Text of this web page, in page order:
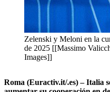
Zelenski y Meloni en la
de 2025 [[Massimo
Images]]
Roma (Euractiv.it/.es) – Italia